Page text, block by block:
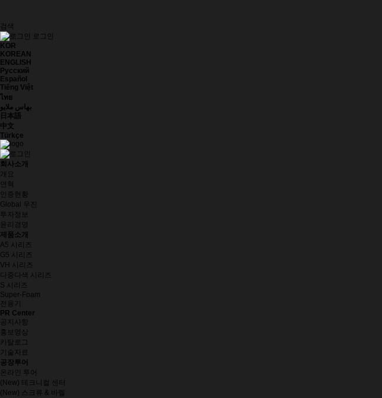
검색
로그인
KOR
KOREAN
ENGLISH
Русский
Español
Tiếng Việt
ไทย
بهاس ملايو
日本語
中文
Türkçe
회사소개
개요
연혁
인증현황
Global 우진
투자정보
윤리경영
제품소개
A5 시리즈
G5 시리즈
VH 시리즈
다중다색 시리즈
S 시리즈
Super-Foam
전용기
PR Center
공지사항
홍보영상
카탈로그
기술자료
공장투어
온라인 투어
(New) 테크니컬 센터
(New) 스크류 & 바렐